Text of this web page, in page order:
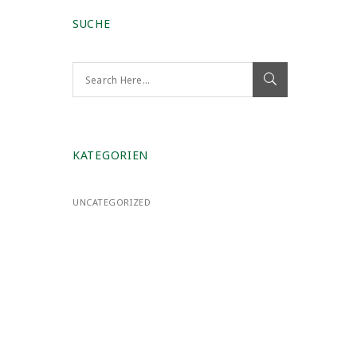
SUCHE
KATEGORIEN
UNCATEGORIZED